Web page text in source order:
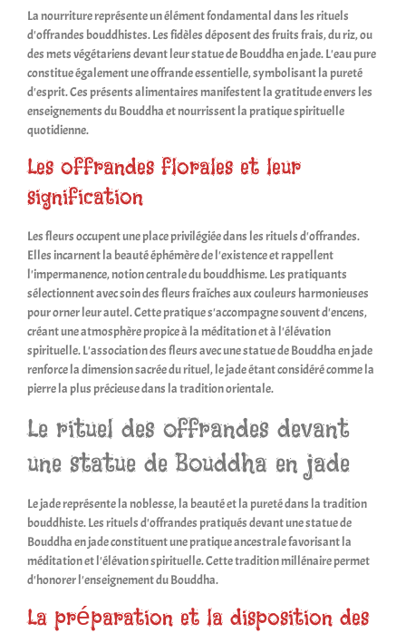
La nourriture représente un élément fondamental dans les rituels
d'offrandes bouddhistes. Les fidèles déposent des fruits frais, du riz, ou
des mets végétariens devant leur statue de Bouddha en jade. L'eau pure
constitue également une offrande essentielle, symbolisant la pureté
d'esprit. Ces présents alimentaires manifestent la gratitude envers les
enseignements du Bouddha et nourrissent la pratique spirituelle
quotidienne.
Les offrandes florales et leur
signification
Les fleurs occupent une place privilégiée dans les rituels d'offrandes.
Elles incarnent la beauté éphémère de l'existence et rappellent
l'impermanence, notion centrale du bouddhisme. Les pratiquants
sélectionnent avec soin des fleurs fraîches aux couleurs harmonieuses
pour orner leur autel. Cette pratique s'accompagne souvent d'encens,
créant une atmosphère propice à la méditation et à l'élévation
spirituelle. L'association des fleurs avec une statue de Bouddha en jade
renforce la dimension sacrée du rituel, le jade étant considéré comme la
pierre la plus précieuse dans la tradition orientale.
Le rituel des offrandes devant
une statue de Bouddha en jade
Le jade représente la noblesse, la beauté et la pureté dans la tradition
bouddhiste. Les rituels d'offrandes pratiqués devant une statue de
Bouddha en jade constituent une pratique ancestrale favorisant la
méditation et l'élévation spirituelle. Cette tradition millénaire permet
d'honorer l'enseignement du Bouddha.
La préparation et la disposition des